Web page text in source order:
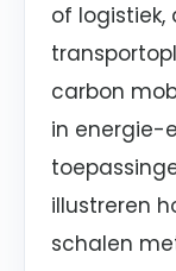
of logistiek,
carbon
in energie-
illustreren
schalen